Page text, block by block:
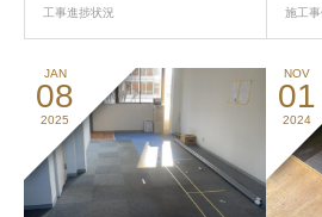
工事進捗状況 施工事
JAN
08
2025
NOV
01
2024